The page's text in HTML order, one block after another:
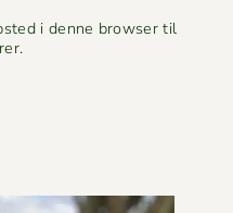
i denne browser til